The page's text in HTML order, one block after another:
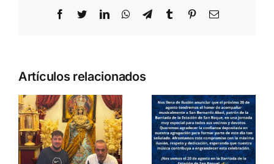
Facebook
TwitterLinkedInWhatsApp
TelegramTumblrPinterestCorreo
Artículos relacionados